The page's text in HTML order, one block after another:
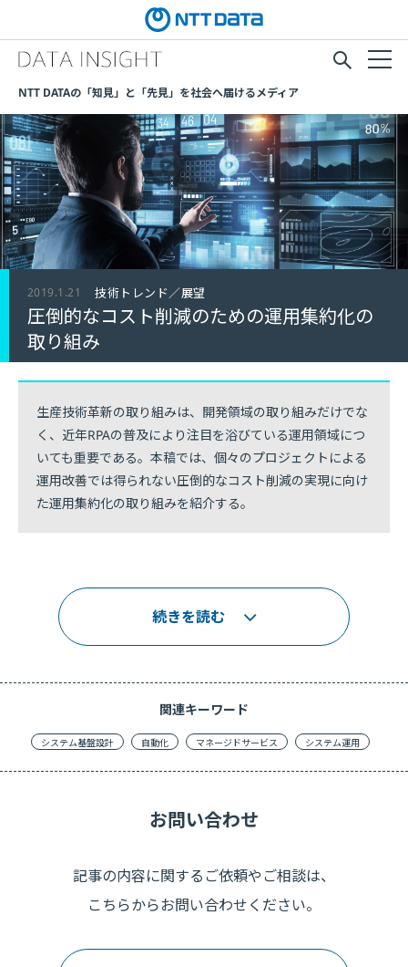
NTT DATAの「知見」と「先見」を社会へ届けるメディア
2019.1.21 技術トレンド／展望
圧倒的なコスト削減のための運用集約化の
取り組み
生産技術革新の取り組みは、開発領域の取り組みだけでな
く、近年RPAの普及により注目を浴びている運用領域につ
いても重要である。本稿では、個々のプロジェクトによる
運用改善では得られない圧倒的なコスト削減の実現に向け
た運用集約化の取り組みを紹介する。
続きを読む
関連キーワード
システム基盤設計 自動化 マネージドサービス システム運用
お問い合わせ
記事の内容に関するご依頼やご相談は、
こちらからお問い合わせください。